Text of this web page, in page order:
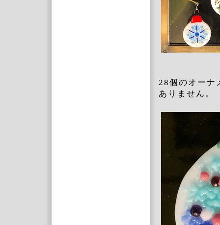
28個のオーナ
ありません。